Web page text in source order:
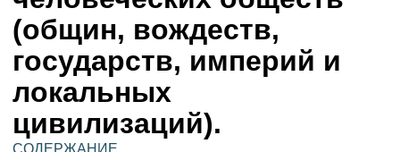
(общин, вождеств,
государств, империй и
локальных
цивилизаций).
СОДЕРЖАНИЕ